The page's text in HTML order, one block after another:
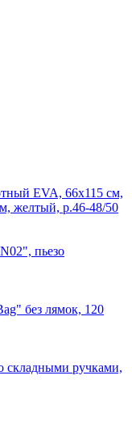
EVA, 66х115 см,
желтый, р.46-48/50
пьезо
без лямок, 120
ручками,